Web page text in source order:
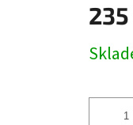
235
cena: